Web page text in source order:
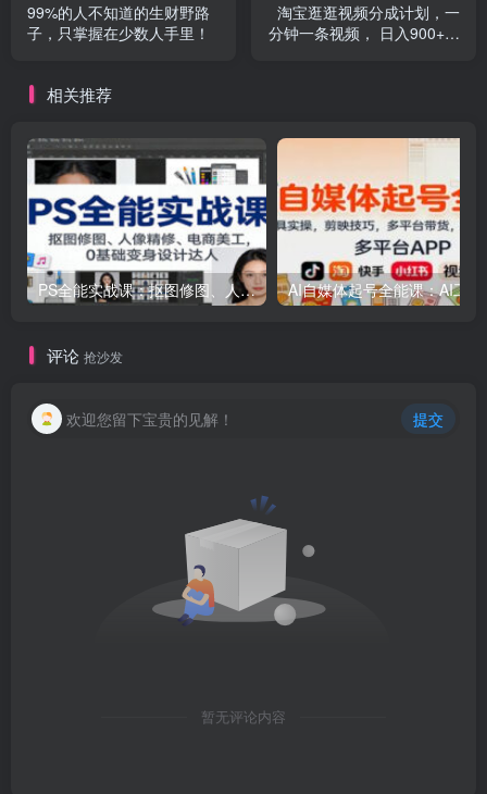
99%的人不知道的生财野路
子，只掌握在少数人手里！
淘宝逛逛视频分成计划，一
分钟一条视频， 日入900+，
相关推荐
PS全能实战课：抠图修图、人像精修、电商美工，0基础变身设计达人
评论 抢沙发
欢迎您留下宝贵的见解！ 提交
暂无评论内容